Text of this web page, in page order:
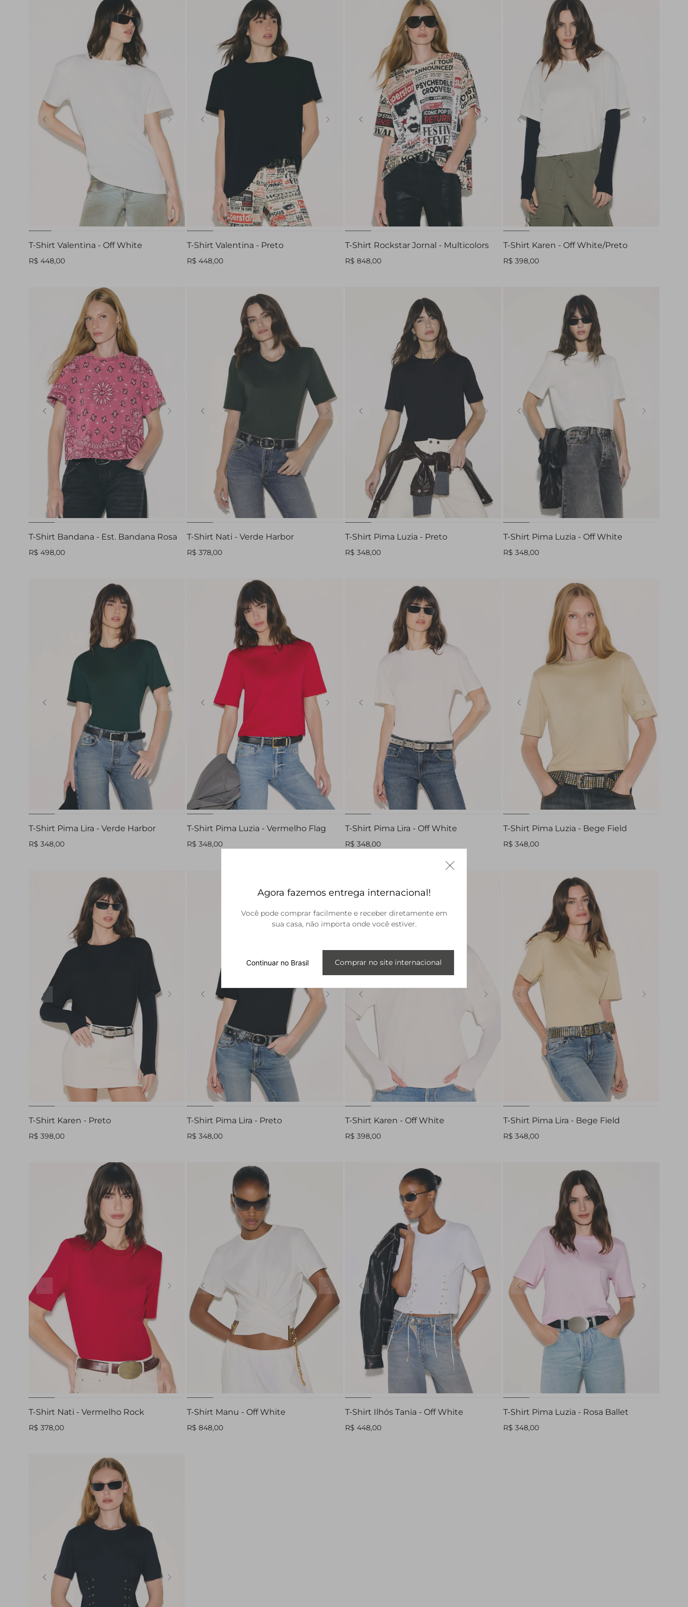
SEDA
TRICOT
G
T-Shirt Valentina - Off White
R$ 448,00
PP P M G GG
T-Shirt Valentina - Preto
R$ 448,00
M GG
T-Shirt Rockstar Jornal - Multicolors
R$ 848,00
PP G
T-Shirt Karen - Off White/Preto
R$ 398,00
PP GG
T-Shirt Bandana - Est. Bandana Rosa
R$ 498,00
PP M G GG
T-Shirt Nati - Verde Harbor
R$ 378,00
PP M G
T-Shirt Pima Luzia - Preto
R$ 348,00
G
T-Shirt Pima Luzia - Off White
R$ 348,00
PP P GG
T-Shirt Pima Lira - Verde Harbor
R$ 348,00
PP G
T-Shirt Pima Luzia - Vermelho Flag
R$ 348,00
PP P M G GG
T-Shirt Pima Lira - Off White
R$ 348,00
PP M G
T-Shirt Pima Luzia - Bege Field
R$ 348,00
T-Shirt Karen - Preto
R$ 398,00
PP M
T-Shirt Pima Lira - Preto
R$ 348,00
P G
T-Shirt Karen - Off White
R$ 398,00
P G GG
T-Shirt Pima Lira - Bege Field
R$ 348,00
PP P M GG
T-Shirt Nati - Vermelho Rock
R$ 378,00
GG
T-Shirt Manu - Off White
R$ 848,00
PP GG
T-Shirt Ilhós Tania - Off White
R$ 448,00
M
T-Shirt Pima Luzia - Rosa Ballet
R$ 348,00
Agora fazemos entrega internacional!
Você pode comprar facilmente e receber diretamente em
sua casa, não importa onde você estiver.
Continuar no Brasil Comprar no site internacional
Brasil